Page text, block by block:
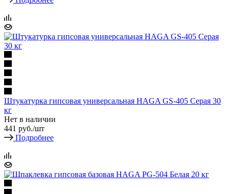
Штукатурка гипсовая универсальная HAGA GS-405 Серая 30
кг
Нет в наличии
441 руб./шт
Подробнее